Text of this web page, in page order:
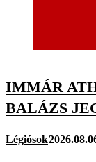
IMMÁR
BALÁZS
Légiósok